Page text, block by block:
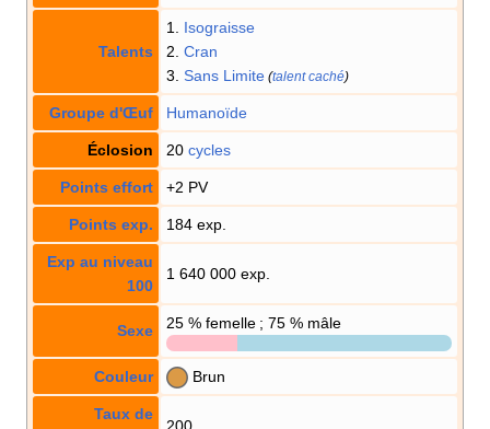
Talents
1. Isograisse
2. Cran
3. Sans Limite (talent caché)
Groupe d'Œuf Humanoïde
Éclosion 20 cycles
Points effort +2 PV
Points exp. 184 exp.
Exp au niveau
100
1 640 000 exp.
Sexe 25 % femelle ; 75 % mâle
Couleur Brun
Taux de